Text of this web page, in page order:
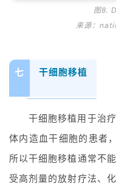
图8.
来源：
七 干细胞移植
干细胞移植用于治
体内造血干细胞的患者
所以干细胞移植通常不
受高剂量的放射疗法、